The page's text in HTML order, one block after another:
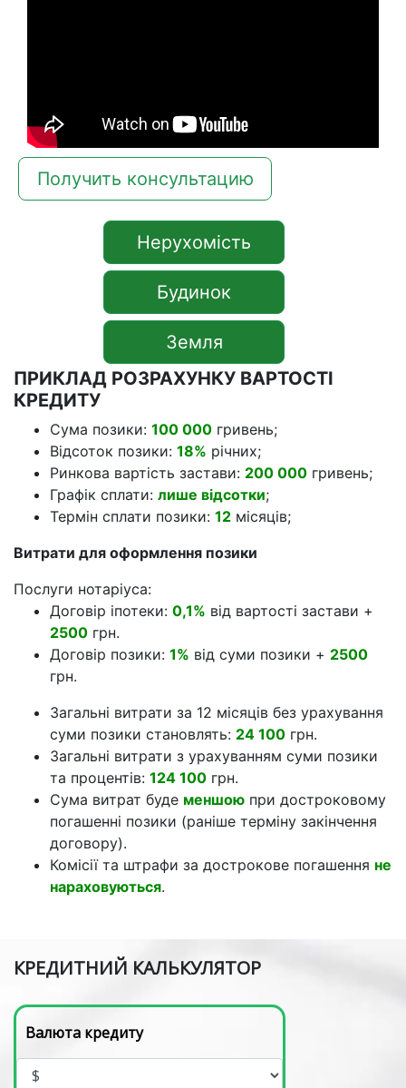
Получить консультацию
Нерухомість
Будинок
Земля
ПРИКЛАД РОЗРАХУНКУ ВАРТОСТІ
КРЕДИТУ
Сума позики: 100 000 гривень;
Відсоток позики: 18% річних;
Ринкова вартість застави: 200 000 гривень;
Графік сплати: лише відсотки;
Термін сплати позики: 12 місяців;
Витрати для оформлення позики
Послуги нотаріуса:
Договір іпотеки: 0,1% від вартості застави +
2500 грн.
Договір позики: 1% від суми позики + 2500
грн.
Загальні витрати за 12 місяців без урахування
суми позики становлять: 24 100 грн.
Загальні витрати з урахуванням суми позики
та процентів: 124 100 грн.
Сума витрат буде меншою при достроковому
погашенні позики (раніше терміну закінчення
договору).
Комісії та штрафи за дострокове погашення не
нараховуються.
КРЕДИТНИЙ КАЛЬКУЛЯТОР
Валюта кредиту